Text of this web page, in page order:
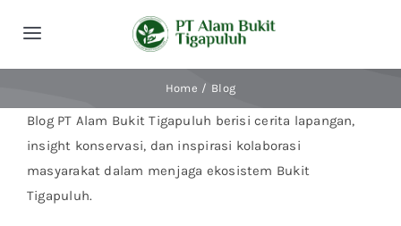
Toggle
Navigation
Tentang Kami
Kegiatan
Home Blog
Blog PT Alam Bukit Tigapuluh berisi cerita lapangan,
insight konservasi, dan inspirasi kolaborasi
masyarakat dalam menjaga ekosistem Bukit
Tigapuluh.